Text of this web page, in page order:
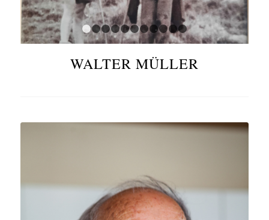
1 2 3 4 5 6 7 8 9 1011
WALTER MÜLLER